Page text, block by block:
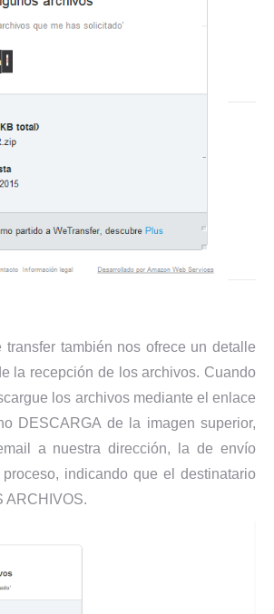
transfer también nos ofrece un detalle
la recepción de los archivos. Cuando
los archivos mediante el enlace
DESCARGA de la imagen superior,
a nuestra dirección, la de envío
indicando que el destinatario
ARCHIVOS.